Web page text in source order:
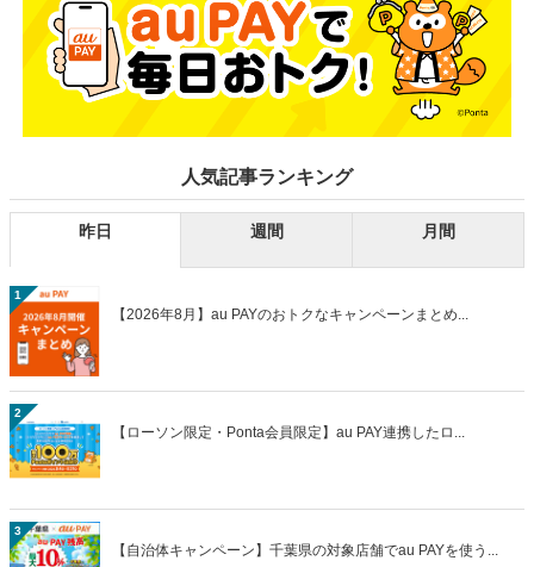
人気記事ランキング
昨日 週間 月間
1
【2026年8月】au PAYのおトクなキャンペーンまとめ...
2
【ローソン限定・Ponta会員限定】au PAY連携したロ...
3
【自治体キャンペーン】千葉県の対象店舗でau PAYを使う...